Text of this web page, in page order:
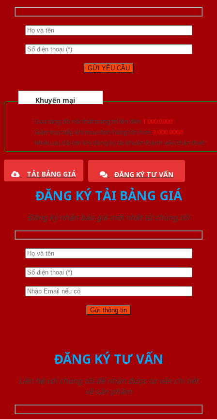
Khuyến mại
Quà tặng đồ nội thất trang trí lên đến 1.000.000đ
Giảm trực tiếp khi mua đơn hàng lớn hơn 3.000.000đ
Nhiều ưu đãi lớn khi đăng ký tài khoản thành viên thân thiết
TẢI BẢNG GIÁ ĐĂNG KÝ TƯ VẤN
ĐĂNG KÝ TẢI BẢNG GIÁ
Đăng ký nhận báo giá mới nhất từ chúng tôi
ĐĂNG KÝ TƯ VẤN
Liên hệ với chúng tôi để nhận được tư vấn chi tiết
về sản phẩm